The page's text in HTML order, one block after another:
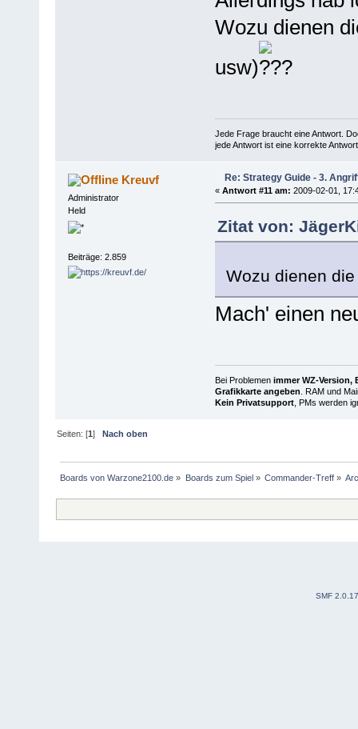
Wozu dienen
usw)
Jede Frage braucht eine Antwort.
jede Antwort ist eine korrekte
Kreuvf
Administrator
Held
Beiträge: 2.859
Re: Strategy Guide - 3.
« Antwort #11 am: 2009-02-01,
Zitat von:
Wozu dienen
Mach' einen
Bei Problemen immer WZ-Version,
Grafikkarte angeben . RAM und
Kein Privatsupport, PMs werden
Seiten: [1]Nach oben
Boards von Warzone2100.de » Boards zum Spiel» Commander-Treff»
SMF 2.0.17